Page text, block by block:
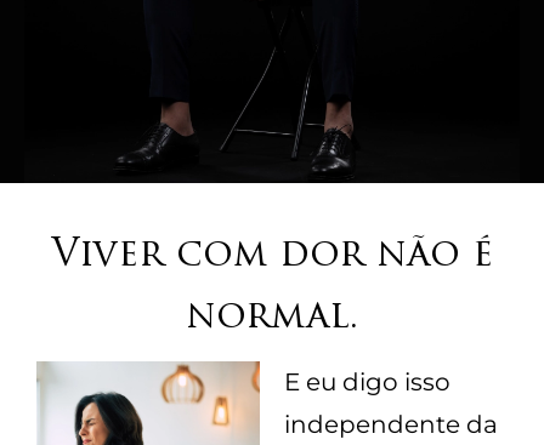
Viver com dor não é
normal.
E eu digo isso
independente da